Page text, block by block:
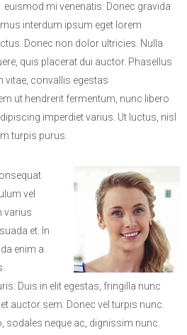
euismod mi venenatis. Donec gravida
interdum ipsum eget lorem
Donec non dolor ultricies. Nulla
quis placerat dui auctor. Phasellus
vitae, convallis egestas
ut hendrerit fermentum, nunc libero
imperdiet varius. Ut luctus, nisl
turpis purus.
vel
varius
et. In
enim a
Duis in elit egestas, fringilla nunc
auctor sem. Donec vel turpis nunc.
sodales neque ac, dignissim nunc.